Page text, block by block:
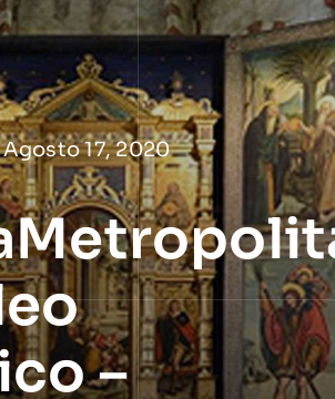
Agosto 17, 2020
–